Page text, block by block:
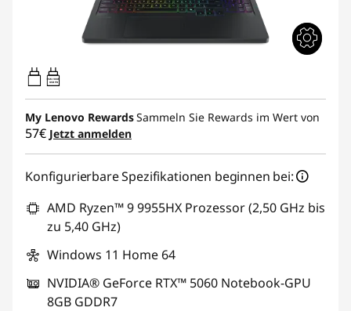
65W-100W
USB PD
My Lenovo RewardsSammeln Sie Rewards im Wert von
57€ Jetzt anmelden
Konfigurierbare Spezifikationen beginnen bei:
AMD Ryzen™ 9 9955HX Prozessor (2,50 GHz bis
zu 5,40 GHz)
Windows 11 Home 64
NVIDIA® GeForce RTX™ 5060 Notebook-GPU
8GB GDDR7